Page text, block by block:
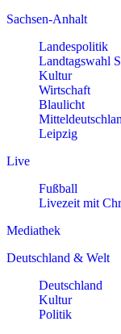
Sachsen-Anhalt
Landespolitik
Landtagswahl
Kultur
Wirtschaft
Blaulicht
Leipzig
Live
Fußball
Livezeit mit
Mediathek
Deutschland & Welt
Deutschland
Kultur
Politik